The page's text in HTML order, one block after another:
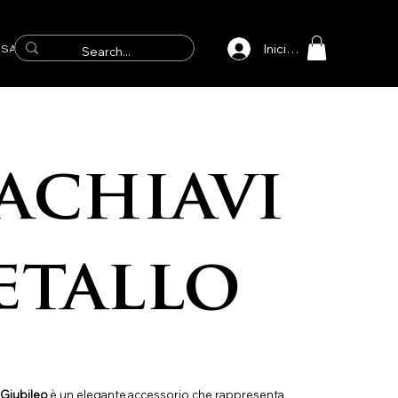
è un elegante accessorio che rappresenta
Iniciar sesión